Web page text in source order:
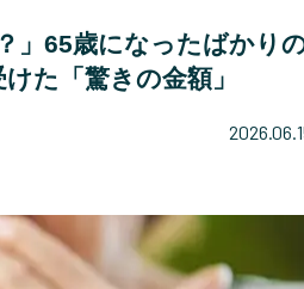
」65歳になったばかり
た「驚きの金額」